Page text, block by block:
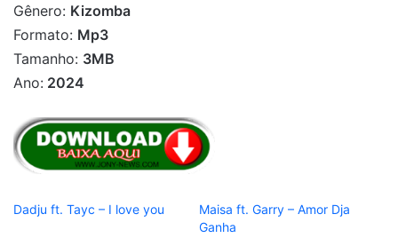
Gênero: Kizomba
Formato: Mp3
Tamanho: 3MB
Ano: 2024
Dadju ft. Tayc – I love you
Maisa ft. Garry – Amor Dja
Ganha